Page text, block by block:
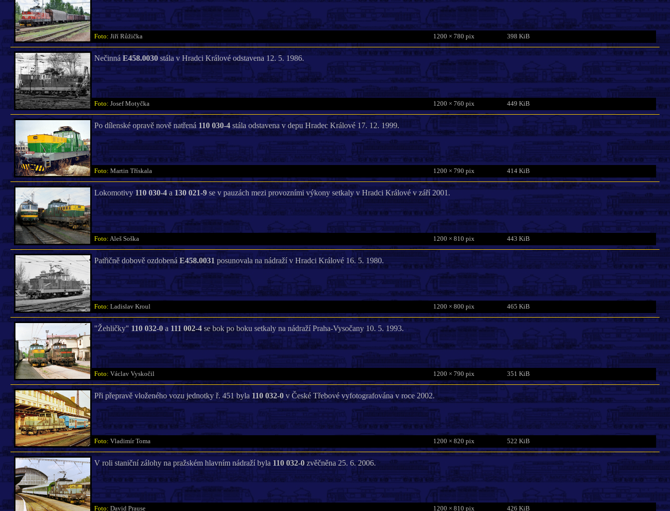
Foto: Jiří Růžička 1200 × 780 pix 398 KiB
NečinnáE458.0030 stála v Hradci Králové odstavena 12. 5. 1986.
Foto: Josef Motyčka 1200 × 760 pix 449 KiB
Po dílenské opravě nově natřená 110 030-4 stála odstavena v depu Hradec Králové 17. 12. 1999.
Foto: Martin Třískala 1200 × 790 pix 414 KiB
Lokomotivy110 030-4a 130 021-9 se v pauzách mezi provozními výkony setkaly v Hradci Králové v září 2001.
Foto: Aleš Soška 1200 × 810 pix 443 KiB
Patřičně dobově ozdobenáE458.0031 posunovala na nádraží v Hradci Králové 16. 5. 1980.
Foto: Ladislav Kroul 1200 × 800 pix 465 KiB
"Žehličky" 110 032-0 a 111 002-4se bok po boku setkaly na nádraží Praha-Vysočany 10. 5. 1993.
Foto: Václav Vyskočil 1200 × 790 pix 351 KiB
Při přepravě vloženého vozu jednotky ř. 451 byla 110 032-0 v České Třebové vyfotografována v roce 2002.
Foto: Vladimír Toma 1200 × 820 pix 522 KiB
V roli staniční zálohy na pražském hlavním nádraží byla 110 032-0 zvěčněna 25. 6. 2006.
Foto: David Prause 1200 × 810 pix 426 KiB